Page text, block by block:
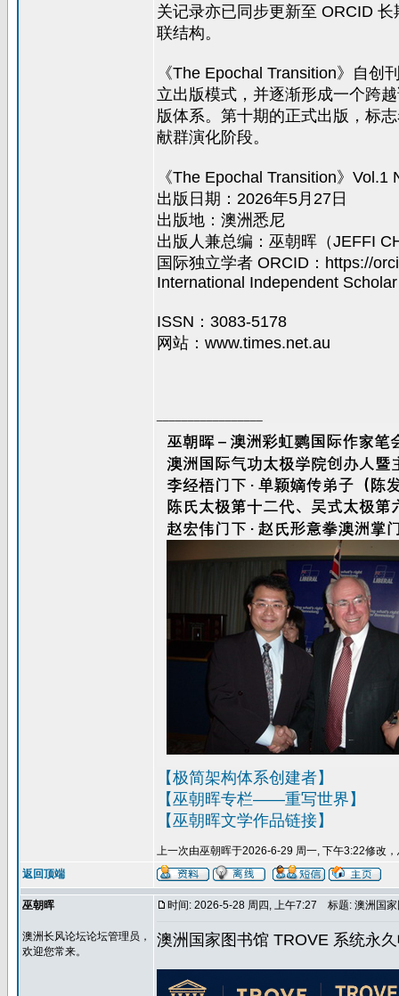
关记录亦已同步更新至 ORCID
联结构。
《The Epochal Transition》自创
立出版模式，并逐渐形成一个跨
版体系。第十期的正式出版，标
献群演化阶段。
《The Epochal Transition》Vol.1
出版日期：2026年5月27日
出版地：澳洲悉尼
出版人兼总编：巫朝晖（JEFFI
国际独立学者 ORCID：https://
International Independent Scholar
ISSN：3083-5178
网站：www.times.net.au
【极简架构体系创建者】
【巫朝晖专栏——重写世界】
【巫朝晖文学作品链接】
上一次由巫朝晖于2026-6-29 周一, 下午3:22修改
返回顶端
巫朝晖
澳洲长风论坛论坛管理员，
欢迎您常来。
时间: 2026-5-28 周四, 上午7:27 标题: 澳洲国
澳洲国家图书馆 TROVE 系统永